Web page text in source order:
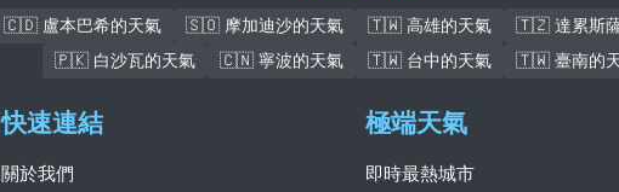
🇨🇩 盧本巴希的天氣 🇸🇴 摩加迪沙的天氣 🇹🇼 高雄的天氣
🇹🇿 達累斯
🇵🇰 白沙瓦的天氣
🇨🇳 寧波的天氣 🇹🇼 台中的天氣 🇹🇼 臺南的
快速連結
關於我們
極端天氣
即時最熱城市